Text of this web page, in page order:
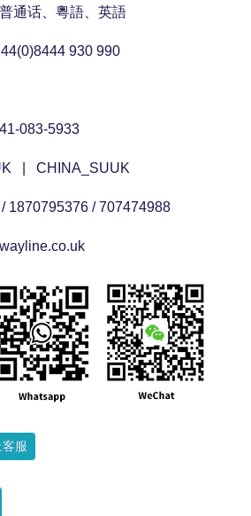
通话、粵語、英語
930 990
083-5933
| CHINA_SUUK
1870795376 / 707474988
服